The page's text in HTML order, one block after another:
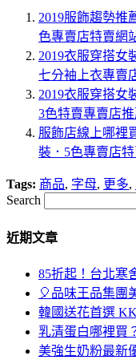
2019服飾趨勢推
色專賣店特賣網
2019衣服穿搭女
七分袖上衣專賣
2019衣服穿搭女
3色特賣專賣店
服飾店線上哪裡
裝．5色專賣店
Tags: 商品, 字母, 更多,
Search
近期文章
85折起！台北寒
🎈品味王品集團
韓國送花首選
乳清蛋白哪裡買
美強生奶粉最新